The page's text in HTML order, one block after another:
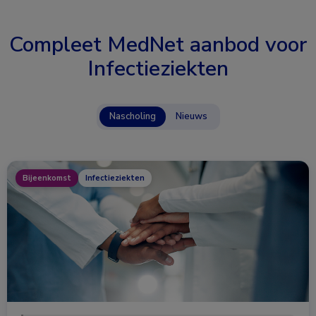
Compleet MedNet aanbod voor
Infectieziekten
Nascholing Nieuws
Bijeenkomst Infectieziekten